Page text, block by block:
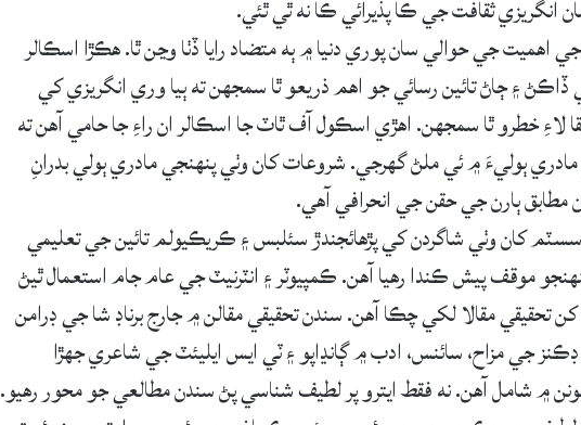
ثقافت جي ڪا پذيرائي ڪا نه ٿي ٿئي.
اھميت جي حوالي سان پوري دنيا ۾ ٻه متضاد رايا ڏٺا وڃن ٿا. ھڪڙا اسڪالر
۽ ڄاڻ تائين رسائي جو اھم ذريعو ٿا سمجھن ته ٻيا وري انگريزي کي
لاءِ خطرو ٿا سمجهن. اھڙي اسڪول آف ٿاٽ جا اسڪالر ان راءِ جا حامي آهن ته
مادري ٻوليءَ ۾ ئي ملڻ گھرجي. شروعات کان وٺي پنهنجي مادري ٻولي بدرانِ
مطابق ٻارن جي حقن جي انحرافي آهي.
کان وٺي شاگردن کي پڙھائجندڙ سئلبس ۽ ڪريڪيولم تائين جي تعليمي
موقف پيش ڪندا رھيا آهن. ڪمپيوٽر ۽ انٽرنيٽ جي عام جام استعمال ٿيڻ
کن تحقيقي مقالا لکي چڪا آهن. سندن تحقيقي مقالن ۾ جارج برناڊ شا جي ڊرامن
جي مزاح، سائنس، ادب ۾ ڳانڍاپو ۽ ٽي ايس ايليئٽ جي شاعري جھڙا
۾ شامل آهن. نه فقط ايترو پر لطيف شناسي پڻ سندن مطالعي جو محور رھيو.